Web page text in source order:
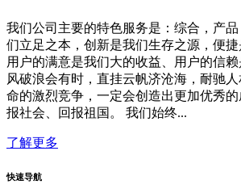
我们公司主要的特色服务是：综合，产
们立足之本，创新是我们生存之源，便捷
用户的满意是我们大的收益、用户的信
风破浪会有时，直挂云帆济沧海，耐驰
命的激烈竞争，一定会创造出更加优秀
报社会、回报祖国。 我们始终...
了解更多
快速导航